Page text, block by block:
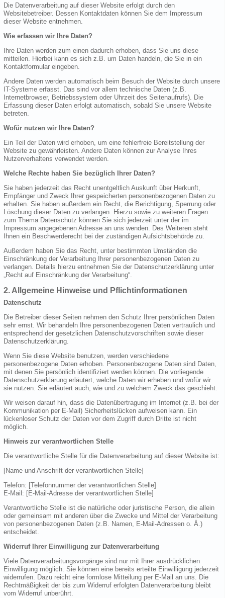
Die Datenverarbeitung auf dieser Website erfolgt durch den
Websitebetreiber. Dessen Kontaktdaten können Sie dem Impressum
dieser Website entnehmen.
Wie erfassen wir Ihre Daten?
Ihre Daten werden zum einen dadurch erhoben, dass Sie uns diese
mitteilen. Hierbei kann es sich z.B. um Daten handeln, die Sie in ein
Kontaktformular eingeben.
Andere Daten werden automatisch beim Besuch der Website durch unsere
IT-Systeme erfasst. Das sind vor allem technische Daten (z.B.
Internetbrowser, Betriebssystem oder Uhrzeit des Seitenaufrufs). Die
Erfassung dieser Daten erfolgt automatisch, sobald Sie unsere Website
betreten.
Wofür nutzen wir Ihre Daten?
Ein Teil der Daten wird erhoben, um eine fehlerfreie Bereitstellung der
Website zu gewährleisten. Andere Daten können zur Analyse Ihres
Nutzerverhaltens verwendet werden.
Welche Rechte haben Sie bezüglich Ihrer Daten?
Sie haben jederzeit das Recht unentgeltlich Auskunft über Herkunft,
Empfänger und Zweck Ihrer gespeicherten personenbezogenen Daten zu
erhalten. Sie haben außerdem ein Recht, die Berichtigung, Sperrung oder
Löschung dieser Daten zu verlangen. Hierzu sowie zu weiteren Fragen
zum Thema Datenschutz können Sie sich jederzeit unter der im
Impressum angegebenen Adresse an uns wenden. Des Weiteren steht
Ihnen ein Beschwerderecht bei der zuständigen Aufsichtsbehörde zu.
Außerdem haben Sie das Recht, unter bestimmten Umständen die
Einschränkung der Verarbeitung Ihrer personenbezogenen Daten zu
verlangen. Details hierzu entnehmen Sie der Datenschutzerklärung unter
„Recht auf Einschränkung der Verarbeitung“.
2. Allgemeine Hinweise und Pflichtinformationen
Datenschutz
Die Betreiber dieser Seiten nehmen den Schutz Ihrer persönlichen Daten
sehr ernst. Wir behandeln Ihre personenbezogenen Daten vertraulich und
entsprechend der gesetzlichen Datenschutzvorschriften sowie dieser
Datenschutzerklärung.
Wenn Sie diese Website benutzen, werden verschiedene
personenbezogene Daten erhoben. Personenbezogene Daten sind Daten,
mit denen Sie persönlich identifiziert werden können. Die vorliegende
Datenschutzerklärung erläutert, welche Daten wir erheben und wofür wir
sie nutzen. Sie erläutert auch, wie und zu welchem Zweck das geschieht.
Wir weisen darauf hin, dass die Datenübertragung im Internet (z.B. bei der
Kommunikation per E-Mail) Sicherheitslücken aufweisen kann. Ein
lückenloser Schutz der Daten vor dem Zugriff durch Dritte ist nicht
möglich.
Hinweis zur verantwortlichen Stelle
Die verantwortliche Stelle für die Datenverarbeitung auf dieser Website ist:
[Name und Anschrift der verantwortlichen Stelle]
Telefon: [Telefonnummer der verantwortlichen Stelle]
E-Mail: [E-Mail-Adresse der verantwortlichen Stelle]
Verantwortliche Stelle ist die natürliche oder juristische Person, die allein
oder gemeinsam mit anderen über die Zwecke und Mittel der Verarbeitung
von personenbezogenen Daten (z.B. Namen, E-Mail-Adressen o. Ä.)
entscheidet.
Widerruf Ihrer Einwilligung zur Datenverarbeitung
Viele Datenverarbeitungsvorgänge sind nur mit Ihrer ausdrücklichen
Einwilligung möglich. Sie können eine bereits erteilte Einwilligung jederzeit
widerrufen. Dazu reicht eine formlose Mitteilung per E-Mail an uns. Die
Rechtmäßigkeit der bis zum Widerruf erfolgten Datenverarbeitung bleibt
vom Widerruf unberührt.